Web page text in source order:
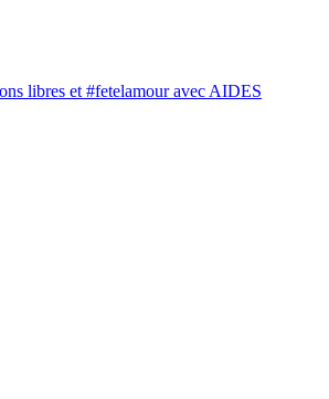
libres et #fetelamour avec AIDES